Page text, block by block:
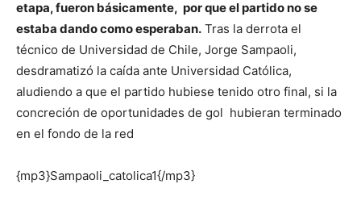
etapa, fueron básicamente, por que el partido no se
estaba dando como esperaban. Tras la derrota el
técnico de Universidad de Chile, Jorge Sampaoli,
desdramatizó la caída ante Universidad Católica,
aludiendo a que el partido hubiese tenido otro final, si la
concreción de oportunidades de gol hubieran terminado
en el fondo de la red
{mp3}Sampaoli_catolica1{/mp3}